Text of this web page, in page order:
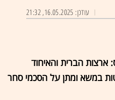
עודכן: 16.05.2025, 21:32
ארצות הברית והאיחוד
במשא ומתן על הסכמי סחר